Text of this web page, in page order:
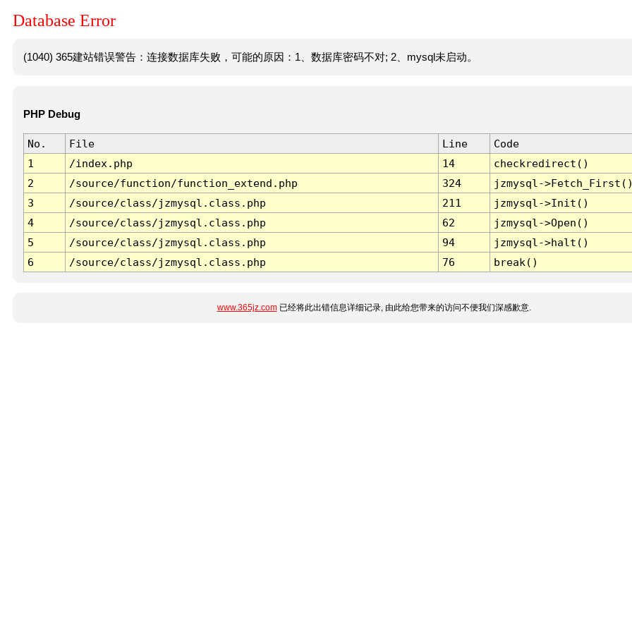
Database Error
(1040) 365建站错误警告：连接数据库失败，可能的原因：1、数据库密码不对; 2、mysql未启动。
PHP Debug
No. File Line
Code
1
/index.php 14
checkredirect()
2
/source/function/function_extend.php 324
jzmysql-
3
/source/class/jzmysql.class.php 211
jzmysql->Init()
4
/source/class/jzmysql.class.php 62
jzmysql->Open()
5
/source/class/jzmysql.class.php 94
jzmysql->halt()
6
/source/class/jzmysql.class.php 76 break()
www.365jz.com已经将此出错信息详细记录, 由此给您带来的访问不便我们深感歉意.